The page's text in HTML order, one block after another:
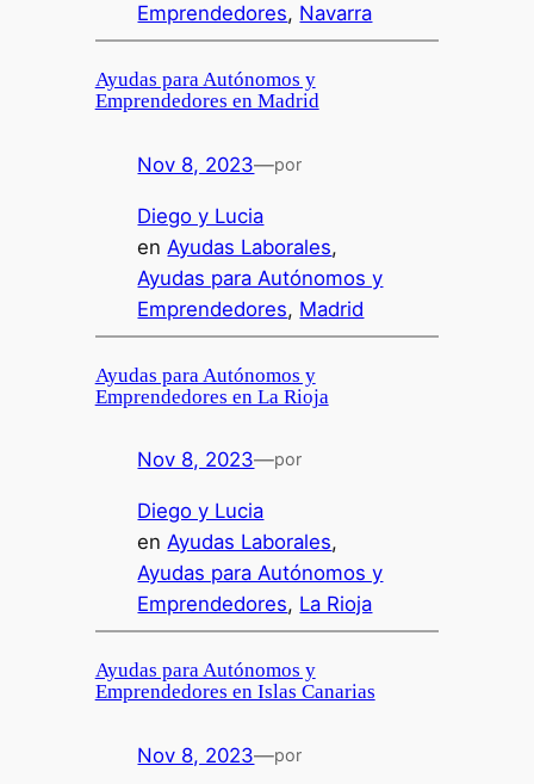
Emprendedores, Navarra
Ayudas para Autónomos y
Emprendedores en Madrid
Nov 8, 2023—por
Diego y Lucia
en Ayudas Laborales
Ayudas para Autónomos y
Emprendedores, Madrid
Ayudas para Autónomos y
Emprendedores en La Rioja
Nov 8, 2023—por
Diego y Lucia
enAyudas Laborales
Ayudas para Autónomos y
Emprendedores, La Rioja
Ayudas para Autónomos y
Emprendedores en Islas Canarias
Nov 8, 2023—por